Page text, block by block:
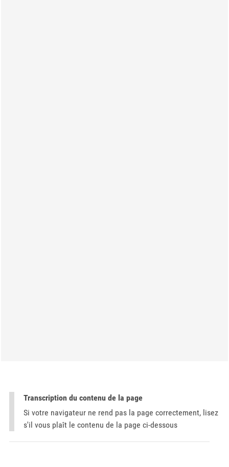
Transcription du contenu de la page
Si votre navigateur ne rend pas la page correctement, lisez
s'il vous plaît le contenu de la page ci-dessous